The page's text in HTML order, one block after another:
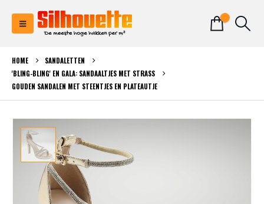
HOME
SANDALETTEN
'BLING-BLING' EN GALA: SANDAALTJES MET STRASS
GOUDEN SANDALEN MET STEENTJES EN PLATEAUTJE